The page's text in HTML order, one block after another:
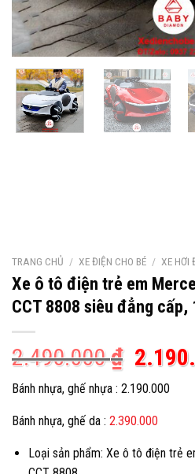
TRANG CHỦ / XE ĐIỆN CHO BÉ / XE HƠI
Xe ô tô điện trẻ em
CCT 8808 siêu đẳng cấp,
2.490.000₫ Giá
gốc
Bánh nhựa, ghế nhựa : 2.190.000
Bánh nhựa, ghế da : 2.390.000
Loại sản phẩm: Xe ô tô điện trẻ